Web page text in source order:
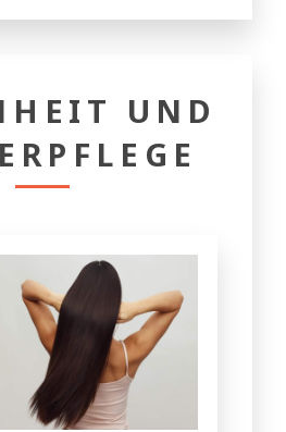
UND